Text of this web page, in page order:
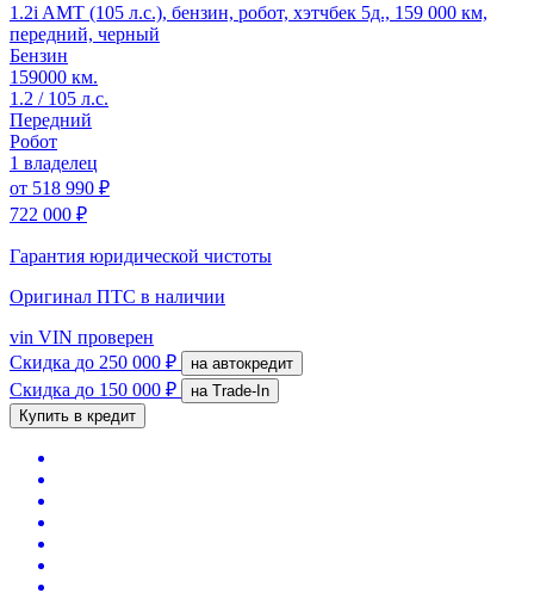
1.2i AMT (105 л.с.), бензин, робот, хэтчбек 5д., 159 000 км,
передний, черный
Бензин
159000 км.
1.2 / 105 л.с.
Передний
Робот
1 владелец
от 518 990 ₽
722 000 ₽
Гарантия юридической чистоты
Оригинал ПТС в наличии
vin VIN проверен
Скидка до 250 000 ₽ на автокредит
Скидка до 150 000 ₽
на Trade-In
Купить в кредит